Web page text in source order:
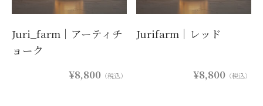
Juri_farm｜アーティチ
ョーク
¥8,800（税込）
Jurifarm｜レッド
¥8,800（税込）